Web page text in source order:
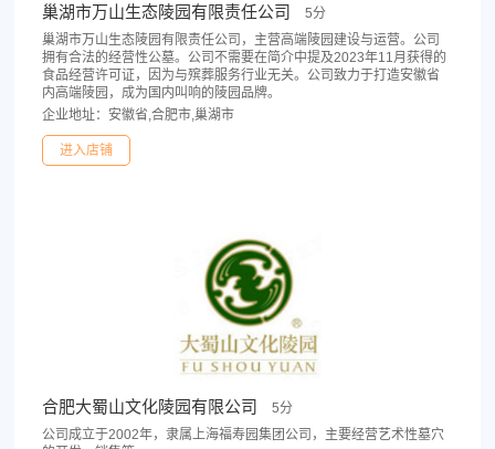
巢湖市万山生态陵园有限责任公司
5分
巢湖市万山生态陵园有限责任公司，主营高端陵园建设与运营。公司
拥有合法的经营性公墓。公司不需要在简介中提及2023年11月获得的
食品经营许可证，因为与殡葬服务行业无关。公司致力于打造安徽省
内高端陵园，成为国内叫响的陵园品牌。
企业地址：安徽省,合肥市,巢湖市
进入店铺
合肥大蜀山文化陵园有限公司
5分
公司成立于2002年，隶属上海福寿园集团公司，主要经营艺术性墓穴